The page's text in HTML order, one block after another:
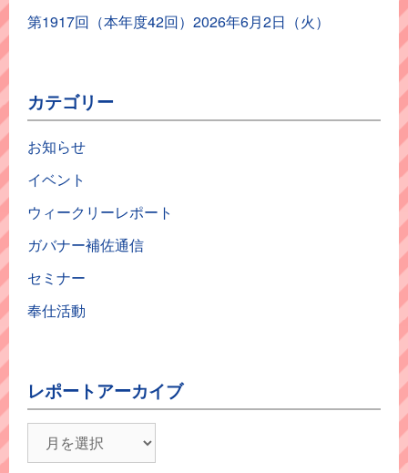
第1917回（本年度42回）2026年6月2日（火）
カテゴリー
お知らせ
イベント
ウィークリーレポート
ガバナー補佐通信
セミナー
奉仕活動
レポートアーカイブ
ポ